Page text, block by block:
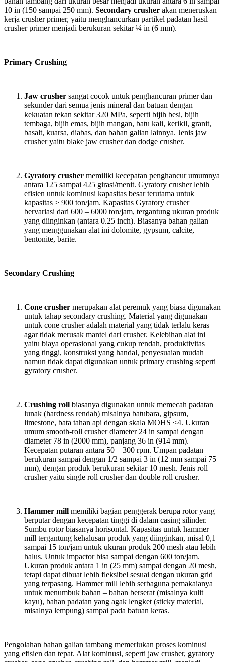
10 in (150 sampai 250 mm). Secondary crusher akan meneruskan
kerja crusher primer, yaitu menghancurkan partikel padatan hasil
crusher primer menjadi berukuran sekitar ¼ in (6 mm).
Primary Crushing
Jaw crusher sangat cocok untuk penghancuran primer dan
sekunder dari semua jenis mineral dan batuan dengan
kekuatan tekan sekitar 320 MPa, seperti bijih besi, bijih
tembaga, bijih emas, bijih mangan, batu kali, kerikil, granit,
basalt, kuarsa, diabas, dan bahan galian lainnya. Jenis jaw
crusher yaitu blake jaw crusher dan dodge crusher.
Gyratory crusher memiliki kecepatan penghancur umumnya
antara 125 sampai 425 girasi/menit. Gyratory crusher lebih
efisien untuk kominusi kapasitas besar terutama untuk
kapasitas > 900 ton/jam. Kapasitas Gyratory crusher
bervariasi dari 600 – 6000 ton/jam, tergantung ukuran produk
yang diinginkan (antara 0.25 inch). Biasanya bahan galian
yang menggunakan alat ini dolomite, gypsum, calcite,
bentonite, barite.
Secondary Crushing
Cone crusher merupakan alat peremuk yang biasa digunakan
untuk tahap secondary crushing. Material yang digunakan
untuk cone crusher adalah material yang tidak terlalu keras
agar tidak merusak mantel dari crusher. Kelebihan alat ini
yaitu biaya operasional yang cukup rendah, produktivitas
yang tinggi, konstruksi yang handal, penyesuaian mudah
namun tidak dapat digunakan untuk primary crushing seperti
gyratory crusher.
Crushing roll biasanya digunakan untuk memecah padatan
lunak (hardness rendah) misalnya batubara, gipsum,
limestone, bata tahan api dengan skala MOHS <4. Ukuran
umum smooth-roll crusher diameter 24 in sampai dengan
diameter 78 in (2000 mm), panjang 36 in (914 mm).
Kecepatan putaran antara 50 – 300 rpm. Umpan padatan
berukuran sampai dengan 1/2 sampai 3 in (12 mm sampai 75
mm), dengan produk berukuran sekitar 10 mesh. Jenis roll
crusher yaitu single roll crusher dan double roll crusher.
Hammer mill memiliki bagian penggerak berupa rotor yang
berputar dengan kecepatan tinggi di dalam casing silinder.
Sumbu rotor biasanya horisontal. Kapasitas untuk hammer
mill tergantung kehalusan produk yang diinginkan, misal 0,1
sampai 15 ton/jam untuk ukuran produk 200 mesh atau lebih
halus. Untuk impactor bisa sampai dengan 600 ton/jam.
Ukuran produk antara 1 in (25 mm) sampai dengan 20 mesh,
tetapi dapat dibuat lebih fleksibel sesuai dengan ukuran grid
yang terpasang. Hammer mill lebih serbaguna pemakaianya
untuk menumbuk bahan – bahan berserat (misalnya kulit
kayu), bahan padatan yang agak lengket (sticky material,
misalnya lempung) sampai pada batuan keras.
Pengolahan bahan galian tambang memerlukan proses kominusi
yang efisien dan tepat. Alat kominusi, seperti jaw crusher, gyratory